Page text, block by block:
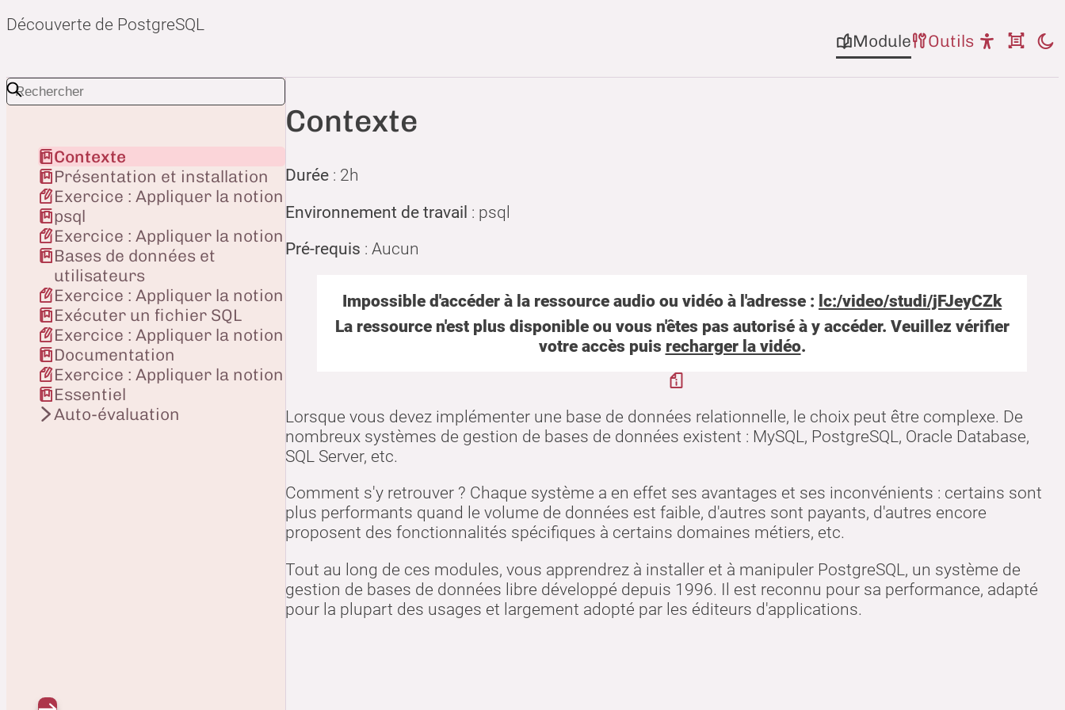
Découverte de PostgreSQL
Module
Outils
Contexte
Durée : 2h
Environnement de travail : psql
Pré-requis : Aucun
Impossible d'accéder à la ressource audio ou vidéo à l'adresse : lc:/video/studi/jFJeyCZk
La ressource n'est plus disponible ou vous n'êtes pas autorisé à y accéder. Veuillez vérifier
votre accès puis recharger la vidéo.
Lorsque vous devez implémenter une base de données relationnelle, le choix peut être complexe. De
nombreux systèmes de gestion de bases de données existent : MySQL, PostgreSQL, Oracle Database,
SQL Server, etc.
Comment s'y retrouver ? Chaque système a en effet ses avantages et ses inconvénients : certains sont
plus performants quand le volume de données est faible, d'autres sont payants, d'autres encore
proposent des fonctionnalités spécifiques à certains domaines métiers, etc.
Tout au long de ces modules, vous apprendrez à installer et à manipuler PostgreSQL, un système de
gestion de bases de données libre développé depuis 1996. Il est reconnu pour sa performance, adapté
pour la plupart des usages et largement adopté par les éditeurs d'applications.
Contexte
Présentation et installation
Exercice : Appliquer la notion
psql
Exercice : Appliquer la notion
Bases de données et
utilisateurs
Exercice : Appliquer la notion
Exécuter un fichier SQL
Exercice : Appliquer la notion
Documentation
Exercice : Appliquer la notion
Essentiel
Auto-évaluation